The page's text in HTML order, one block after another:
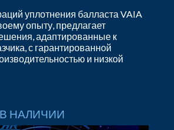
уплотнения балласта VAIA
опыту, предлагает
адаптированные к
с гарантированной
и низкой
НАЛИЧИИ